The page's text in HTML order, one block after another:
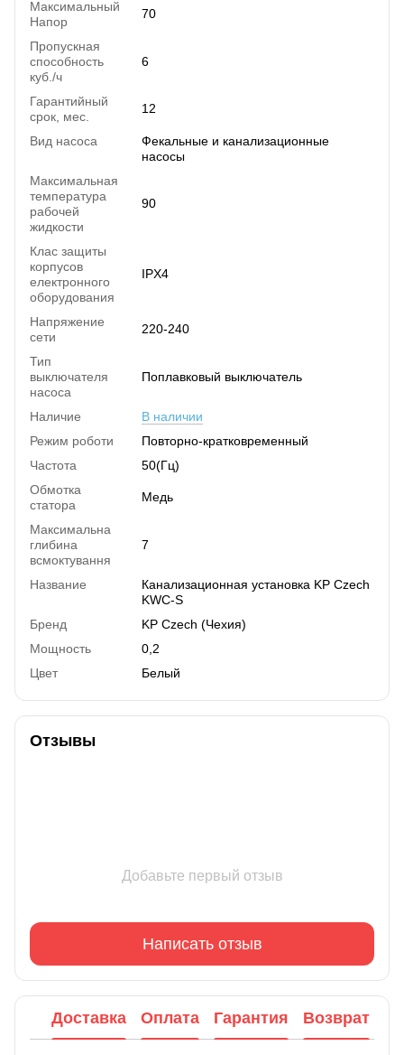
Максимальный
Напор
70
Пропускная
способность
куб./ч
6
Гарантийный
срок, мес.
12
Вид насоса
Фекальные и канализационные
насосы
Максимальная
температура
рабочей
жидкости
90
Клас защиты
корпусов
електронного
оборудования
IPX4
Напряжение
сети
220-240
Тип
выключателя
насоса
Поплавковый выключатель
Наличие
В наличии
Режим роботи
Повторно-кратковременный
Частота
50(Гц)
Обмотка
статора
Медь
Максимальна
глибина
всмоктування
7
Название
Канализационная установка KP Czech
KWC-S
Бренд
KP Czech (Чехия)
Мощность
0,2
Цвет
Белый
Отзывы
Добавьте первый отзыв
Написать отзыв
Доставка Оплата Гарантия Возврат